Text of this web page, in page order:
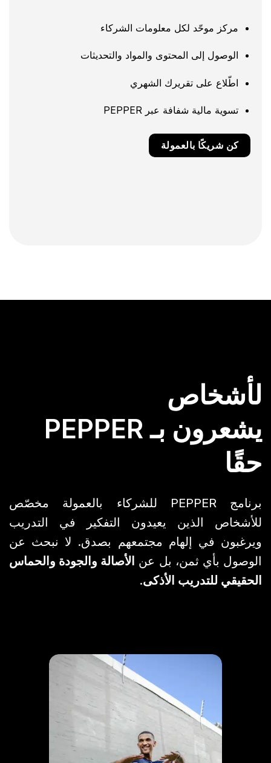
مركز موحّد لكل معلومات الشركاء
الوصول إلى المحتوى والمواد والتحديثات
اطّلاع على تقريرك الشهري
تسوية مالية شفافة عبر PEPPER
كن شريكًا بالعمولة
لأشخاص
يشعرون بـ PEPPER
حقًا
برنامج PEPPER للشركاء بالعمولة مخصّص
للأشخاص الذين يعيدون التفكير في التدريب
ويرغبون في إلهام مجتمعهم بصدق. لا نبحث عن
الوصول بأي ثمن، بل عن الأصالة والجودة والحماس
الحقيقي للتدريب الأذكى.